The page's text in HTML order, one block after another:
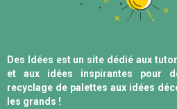
Des Idées est un site dédié aux
et aux idées inspirantes pour
recyclage de palettes aux idées
les grands !